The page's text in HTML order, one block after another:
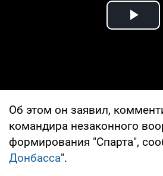
Об этом он заявил,
командира незаконного
формирования "Спарта",
Донбасса".